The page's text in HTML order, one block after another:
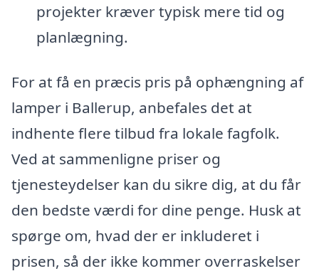
projekter kræver typisk mere tid og
planlægning.
For at få en præcis pris på ophængning af
lamper i Ballerup, anbefales det at
indhente flere tilbud fra lokale fagfolk.
Ved at sammenligne priser og
tjenesteydelser kan du sikre dig, at du får
den bedste værdi for dine penge. Husk at
spørge om, hvad der er inkluderet i
prisen, så der ikke kommer overraskelser